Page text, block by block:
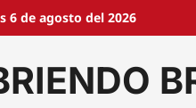
6 de agosto del 2026